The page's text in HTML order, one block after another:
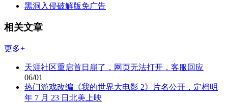
黑洞入侵破解版免广告
相关文章
更多+
天涯社区重启首日崩了，网页无法打开，客服回应
06/01
热门游戏改编《我的世界大电影 2》片名公开，定档明
年 7 月 23 日北美上映